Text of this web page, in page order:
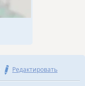
Редактировать